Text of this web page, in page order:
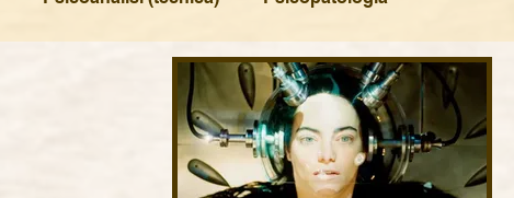
Psy e Arte Psy e Contemporaneità